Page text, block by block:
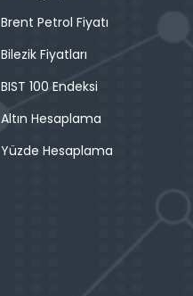
Brent Petrol Fiyatı
Bilezik Fiyatları
BIST 100 Endeksi
Altın Hesaplama
Yüzde Hesaplama